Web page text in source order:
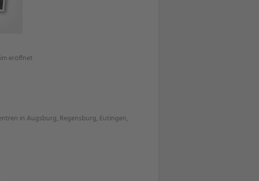
eröffnet
in Augsburg, Regensburg, Eutingen,